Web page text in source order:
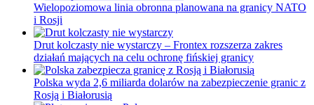
Wielopoziomowa linia obronna planowana na granicy NATO
i Rosji
Drut kolczasty nie wystarczy – Frontex rozszerza zakres
działań mających na celu ochronę fińskiej granicy
Polska wyda 2,6 miliarda dolarów na zabezpieczenie granic z
Rosją i Białorusią